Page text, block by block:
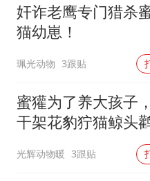
女主
包
香
奸诈老鹰专门猎杀
猫幼崽！
珮光动物 3跟贴
蜜獾为了养大孩子
干架花豹狞猫鲸头
光辉动物暖 3跟贴